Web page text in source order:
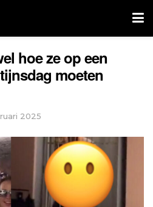
hoe ze op een
moeten
2025